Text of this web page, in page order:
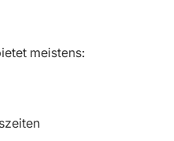
meistens: